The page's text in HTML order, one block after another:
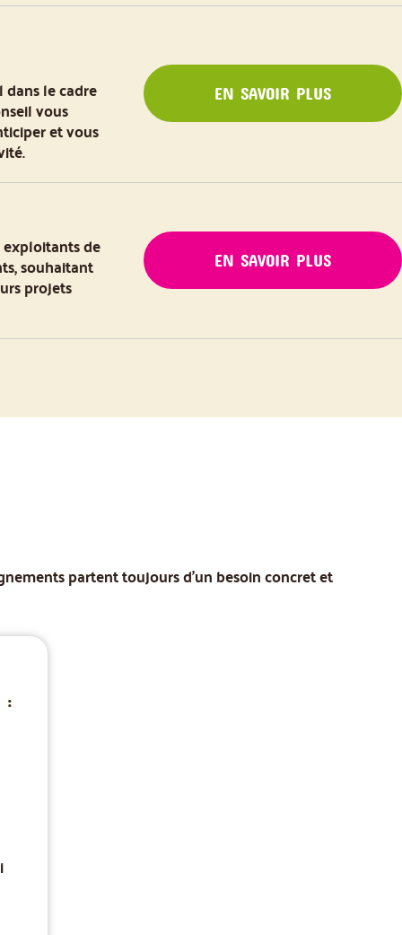
le cadre
vous
et vous
EN SAVOIR PLUS
exploitants de
souhaitant
projets
EN SAVOIR PLUS
partent toujours d'un besoin concret et
: